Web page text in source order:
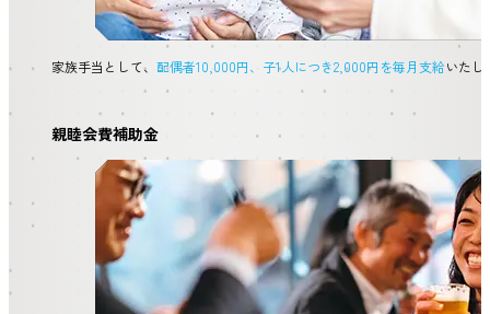
家族手当として、配偶者10,000円、子1人につき2,000円を毎月支給いたし
親睦会費補助金